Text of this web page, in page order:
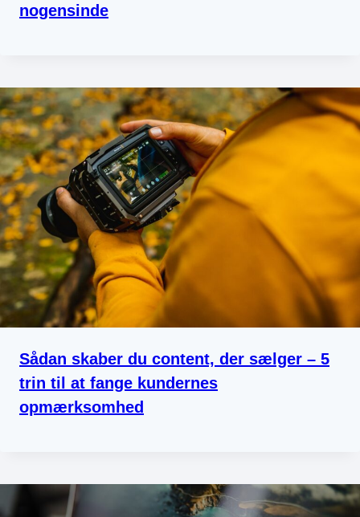
nogensinde
Sådan skaber du content, der sælger – 5
trin til at fange kundernes
opmærksomhed